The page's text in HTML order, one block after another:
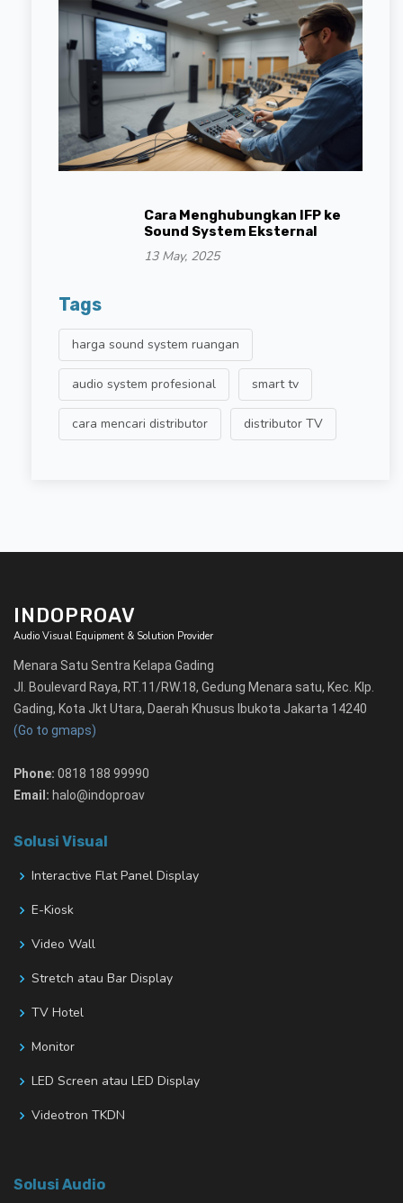
Cara Menghubungkan IFP ke
Sound System Eksternal
13 May, 2025
Tags
harga sound system ruangan
audio system profesional smart tv
cara mencari distributor distributor TV
INDOPROAV
Audio Visual Equipment & Solution Provider
Menara Satu Sentra Kelapa Gading
Jl. Boulevard Raya, RT.11/RW.18, Gedung Menara satu, Kec. Klp.
Gading, Kota Jkt Utara, Daerah Khusus Ibukota Jakarta 14240
(Go to gmaps)
Phone: 0818 188 99990
Email: halo@indoproav
Solusi Visual
Interactive Flat Panel Display
E-Kiosk
Video Wall
Stretch atau Bar Display
TV Hotel
Monitor
LED Screen atau LED Display
Videotron TKDN
Solusi Audio